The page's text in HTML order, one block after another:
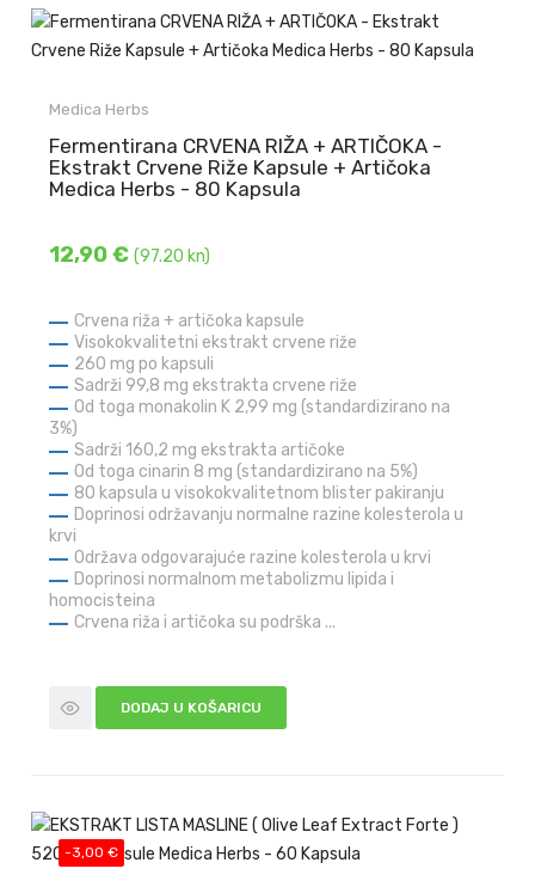
Medica Herbs
Fermentirana CRVENA RIŽA + ARTIČOKA -
Ekstrakt Crvene Riže Kapsule + Artičoka
Medica Herbs - 80 Kapsula
12,90 €(97.20 kn)
Crvena riža + artičoka kapsule
Visokokvalitetni ekstrakt crvene riže
260 mg po kapsuli
Sadrži 99,8 mg ekstrakta crvene riže
Od toga monakolin K 2,99 mg (standardizirano na
3%)
Sadrži 160,2 mg ekstrakta artičoke
Od toga cinarin 8 mg (standardizirano na 5%)
80 kapsula u visokokvalitetnom blister pakiranju
Doprinosi održavanju normalne razine kolesterola u
krvi
Održava odgovarajuće razine kolesterola u krvi
Doprinosi normalnom metabolizmu lipida i
homocisteina
Crvena riža i artičoka su podrška ...
DODAJ U KOŠARICU
-3,00 €